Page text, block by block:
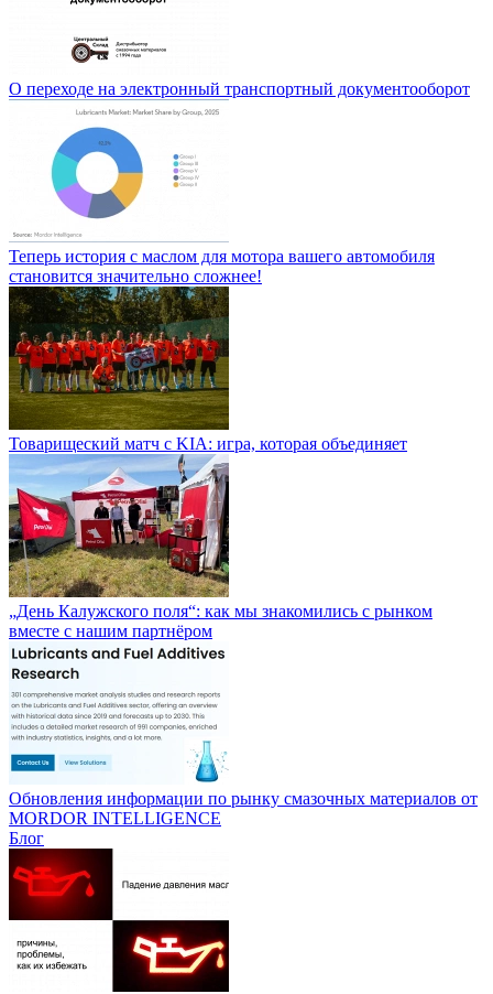
О переходе на электронный транспортный документооборот
Теперь история с маслом для мотора вашего автомобиля
становится значительно сложнее!
Товарищеский матч с KIA: игра, которая объединяет
„День Калужского поля“: как мы знакомились с рынком
вместе с нашим партнёром
Обновления информации по рынку смазочных материалов от
MORDOR INTELLIGENCE
Блог